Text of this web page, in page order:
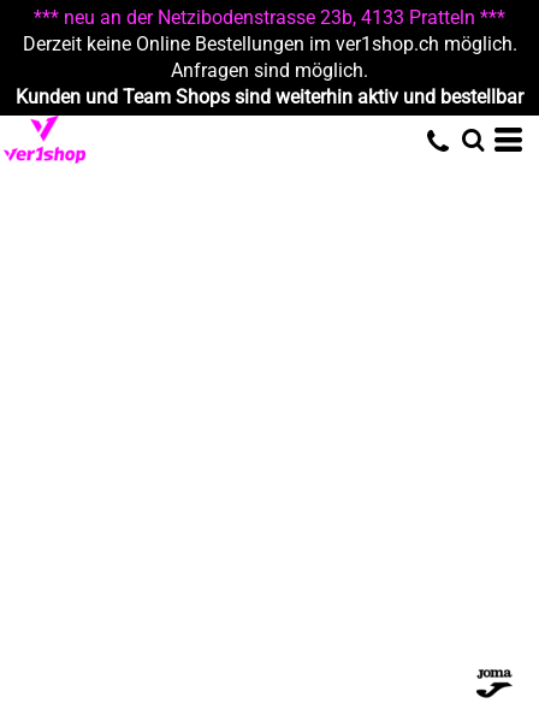
*** neu an der Netzibodenstrasse 23b, 4133 Pratteln ***
Derzeit keine Online Bestellungen im ver1shop.ch möglich.
Anfragen sind möglich.
Kunden und Team Shops sind weiterhin aktiv und bestellbar